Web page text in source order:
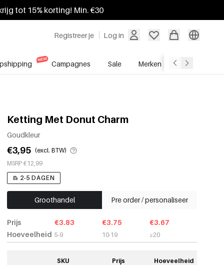
tot 15% korting! Min. €30
Registreer je Log in
Campagnes Sale Merken
Ketting Met Donut Charm
Goudkleur
€3,95 (excl. BTW)
MSRP €12,99
2-5 DAGEN
Groothandel Pre order / personaliseer
Prijs
Hoeveelheid
€3.83
5-9
€3.75
10-19
€3.67
≥20
SKU Prijs Hoeveelheid